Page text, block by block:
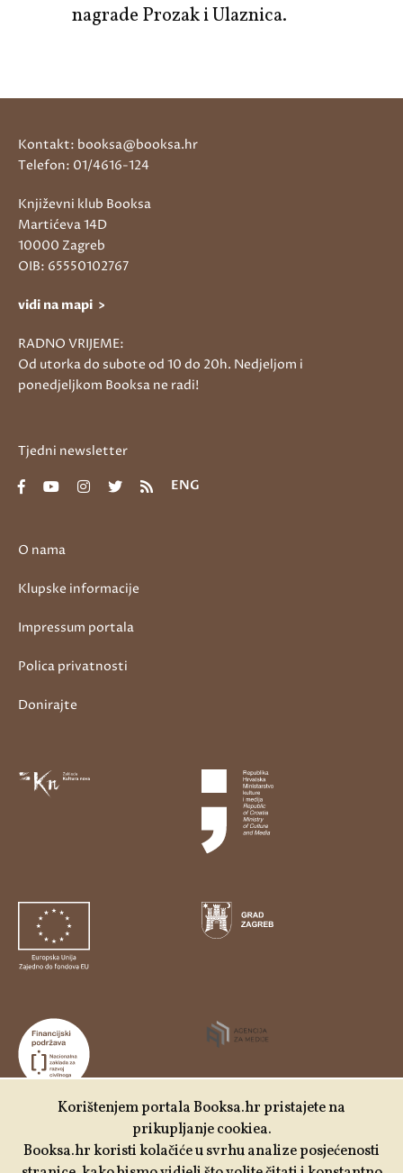
nagrade Prozak i Ulaznica.
Udruga Kulturtreger je korisnik institucionalne podrške
Nacionalne zaklade za razvoj civilnoga društva za
O nama
Klupske informacije
Impressum portala
Polica privatnosti
Donirajte
Kontakt: booksa@booksa.hr
Telefon: 01/4616-124
Književni klub Booksa
Martićeva 14D
10000 Zagreb
OIB: 65550102767
vidi na mapi >
RADNO VRIJEME:
Od utorka do subote od 10 do 20h. Nedjeljom i
ponedjeljkom Booksa ne radi!
Tjedni newsletter
ENG
Korištenjem portala Booksa.hr pristajete na
prikupljanje cookiea.
Booksa.hr koristi kolačiće u svrhu analize posjećenosti